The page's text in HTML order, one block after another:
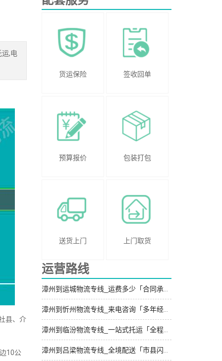
,电
县、介
10公
货运保险 签收回单
预算报价 包装打包
送货上门 上门取货
运营路线
漳州到运城物流专线_运费多少「合同承运」
漳州到忻州物流专线_来电咨询「多年经验」
漳州到临汾物流专线_一站式托运「全程直达」
漳州到吕梁物流专线_全境配送「市县闪送」